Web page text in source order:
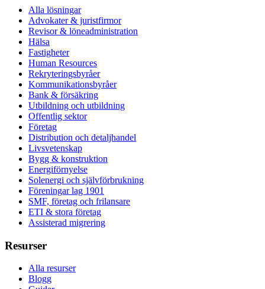
Alla lösningar
Advokater & juristfirmor
Revisor & löneadministration
Hälsa
Fastigheter
Human Resources
Rekryteringsbyråer
Kommunikationsbyråer
Bank & försäkring
Utbildning och utbildning
Offentlig sektor
Företag
Distribution och detaljhandel
Livsvetenskap
Bygg & konstruktion
Energiförnyelse
Solenergi och självförbrukning
Föreningar lag 1901
SMF, företag och frilansare
ETI & stora företag
Assisterad migrering
Resurser
Alla resurser
Blogg